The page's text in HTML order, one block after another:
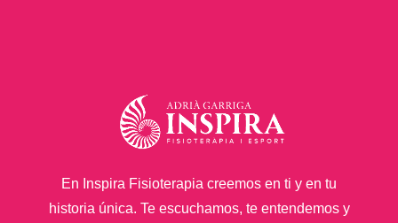
En Inspira Fisioterapia creemos en ti y en tu
historia única. Te escuchamos, te entendemos y